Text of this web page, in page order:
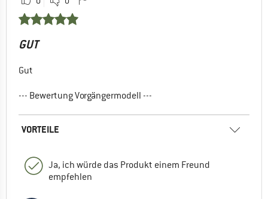
GUT
Gut
--- Bewertung Vorgängermodell ---
VORTEILE
Ja, ich würde das Produkt einem Freund
empfehlen